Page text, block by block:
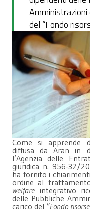
del “Fondo
Come si apprende
diffusa da Aran in
l’Agenzia delle
giuridica n. 956-32/
ha fornito i
ordine al
welfare integrativo
delle Pubbliche
carico del “Fondo